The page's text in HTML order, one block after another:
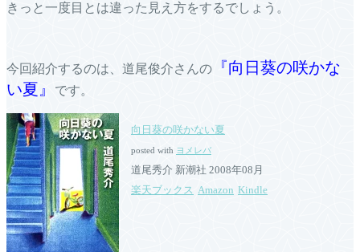
きっと一度目とは違った見え方をするでしょう。
今回紹介するのは、道尾俊介さんの
『向日葵の咲かな
い夏』
です。
向日葵の咲かない夏
posted with ヨメレバ
道尾秀介 新潮社 2008年08月
楽天ブックス Amazon Kindle